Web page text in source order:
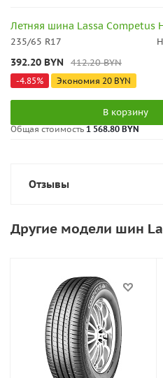
Летняя шина Lassa Competus
235/65 R17
392.20 BYN 412.20BYN
-4.85% Экономия 20 BYN
В корзину
Общая стоимость1 568.80 BYN
Отзывы
Другие модели шин